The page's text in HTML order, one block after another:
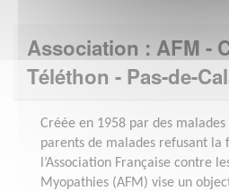
Association : AFM -
Téléthon - Pas-de-
Créée en 1958 par des malades
parents de malades refusant la
l’Association Française contre
Myopathies (AFM) vise un